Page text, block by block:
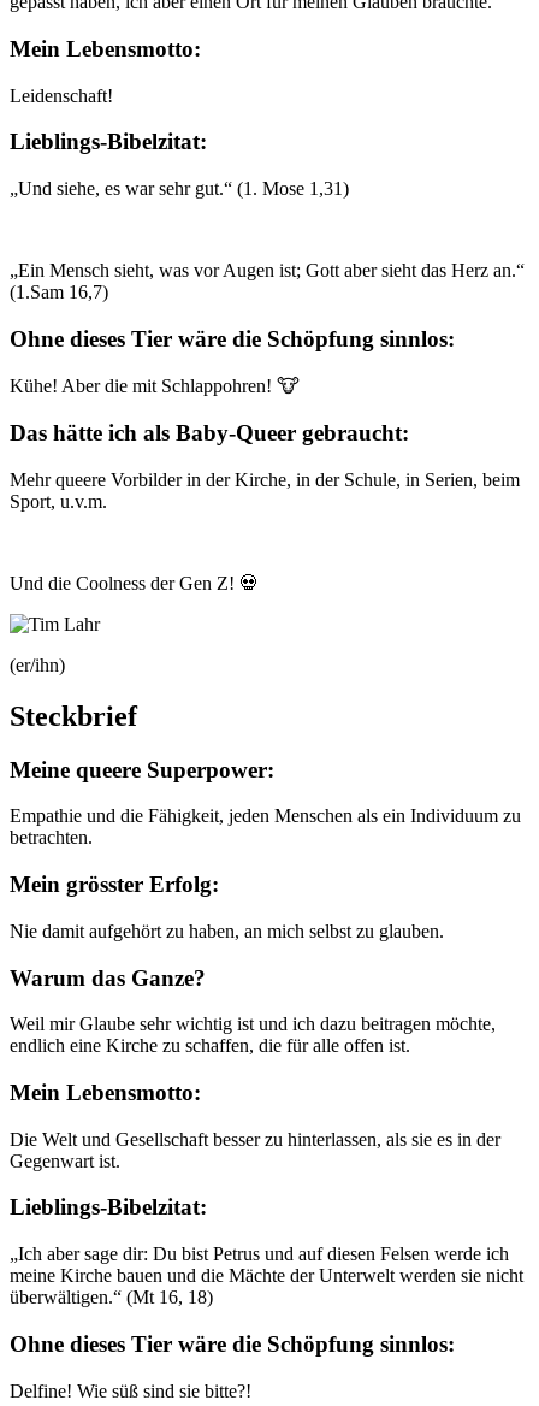
Mein Lebensmotto:
Leidenschaft!
Lieblings-Bibelzitat:
„Und siehe, es war sehr gut.“ (1. Mose 1,31)
„Ein Mensch sieht, was vor Augen ist; Gott aber sieht das Herz an.“
(1.Sam 16,7)
Ohne dieses Tier wäre die Schöpfung sinnlos:
Kühe! Aber die mit Schlappohren! 🐮
Das hätte ich als Baby-Queer gebraucht:
Mehr queere Vorbilder in der Kirche, in der Schule, in Serien, beim
Sport, u.v.m.
Und die Coolness der Gen Z! 💀
(er/ihn)
Steckbrief
Meine queere Superpower:
Empathie und die Fähigkeit, jeden Menschen als ein Individuum zu
betrachten.
Mein grösster Erfolg:
Nie damit aufgehört zu haben, an mich selbst zu glauben.
Warum das Ganze?
Weil mir Glaube sehr wichtig ist und ich dazu beitragen möchte,
endlich eine Kirche zu schaffen, die für alle offen ist.
Mein Lebensmotto:
Die Welt und Gesellschaft besser zu hinterlassen, als sie es in der
Gegenwart ist.
Lieblings-Bibelzitat:
„Ich aber sage dir: Du bist Petrus und auf diesen Felsen werde ich
meine Kirche bauen und die Mächte der Unterwelt werden sie nicht
überwältigen.“ (Mt 16, 18)
Ohne dieses Tier wäre die Schöpfung sinnlos:
Delfine! Wie süß sind sie bitte?!